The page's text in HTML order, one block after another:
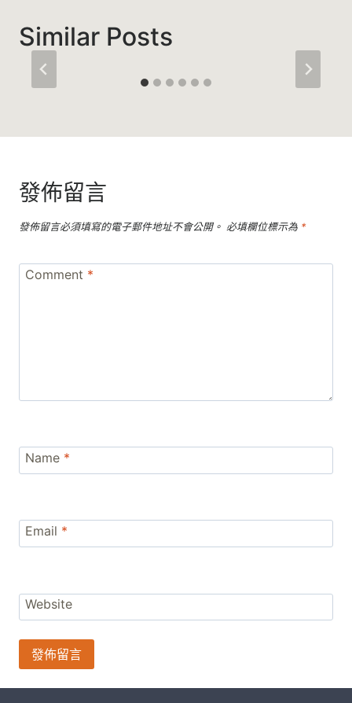
Similar Posts
發佈留言
發佈留言必須填寫的電子郵件地址不會公開。 必填欄位標示為 *
Comment *
Name *
Email *
Website